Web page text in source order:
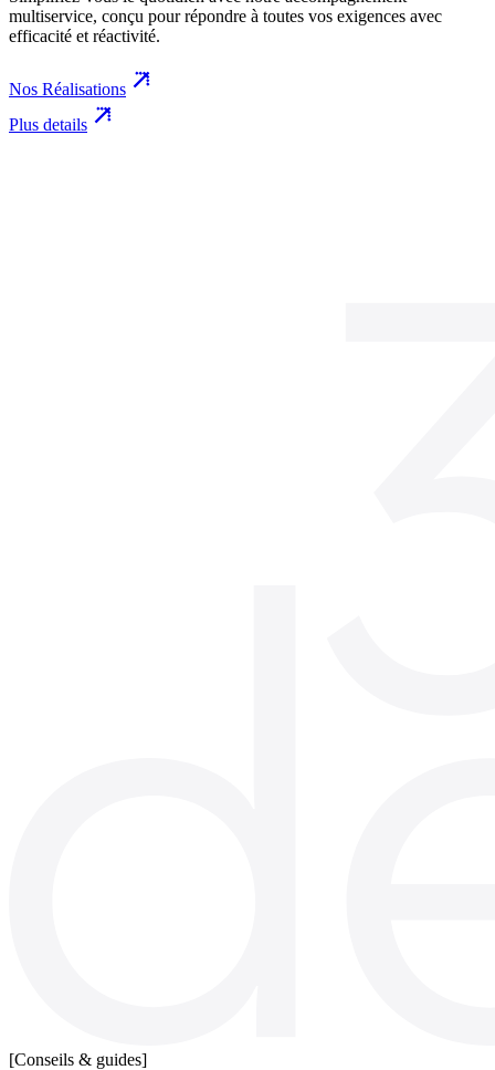
multiservice, conçu pour répondre à toutes vos exigences avec
efficacité et réactivité.
Nos Réalisations
Plus details
[Conseils & guides]